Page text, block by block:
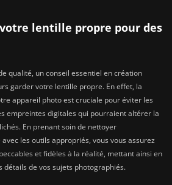
lentille propre pour des
qualité, un conseil essentiel en création
garder votre lentille propre. En effet, la
appareil photo est cruciale pour éviter les
empreintes digitales qui pourraient altérer la
En prenant soin de nettoyer
les outils appropriés, vous vous assurez
et fidèles à la réalité, mettant ainsi en
détails de vos sujets photographiés.